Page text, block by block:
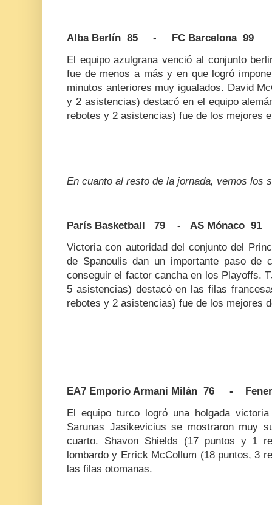
Alba Berlín 85 - FC Barcelona 99
El equipo azulgrana venció al conjunto
fue de menos a más y en que logró
minutos anteriores muy igualados. David
y 2 asistencias) destacó en el equipo
rebotes y 2 asistencias) fue de los mejores
En cuanto al resto de la jornada, vemos los
París Basketball 79 - AS Mónaco 91
Victoria con autoridad del conjunto del
de Spanoulis dan un importante paso de
conseguir el factor cancha en los Playoffs.
5 asistencias) destacó en las filas
rebotes y 2 asistencias) fue de los mejores
EA7 Emporio Armani Milán 76 -
El equipo turco logró una holgada
Sarunas Jasikevicius se mostraron muy
cuarto. Shavon Shields (17 puntos y 1
lombardo y Errick McCollum (18 puntos, 3
las filas otomanas.